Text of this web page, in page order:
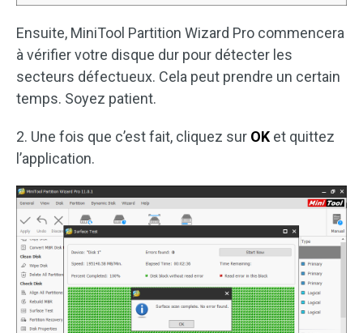
Ensuite, MiniTool Partition Wizard Pro commencera
à vérifier votre disque dur pour détecter les
secteurs défectueux. Cela peut prendre un certain
temps. Soyez patient.
2. Une fois que c’est fait, cliquez sur OK et quittez
l’application.